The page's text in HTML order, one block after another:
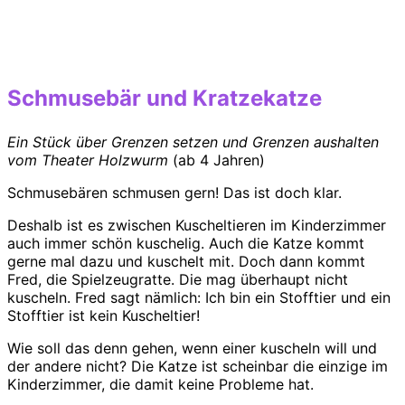
Schmusebär und Kratzekatze
Ein Stück über Grenzen setzen und Grenzen aushalten
vom Theater Holzwurm (ab 4 Jahren)
Schmusebären schmusen gern! Das ist doch klar.
Deshalb ist es zwischen Kuscheltieren im Kinderzimmer
auch immer schön kuschelig. Auch die Katze kommt
gerne mal dazu und kuschelt mit. Doch dann kommt
Fred, die Spielzeugratte. Die mag überhaupt nicht
kuscheln. Fred sagt nämlich: Ich bin ein Stofftier und ein
Stofftier ist kein Kuscheltier!
Wie soll das denn gehen, wenn einer kuscheln will und
der andere nicht? Die Katze ist scheinbar die einzige im
Kinderzimmer, die damit keine Probleme hat.